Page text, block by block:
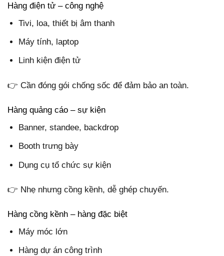
Hàng điện tử – công nghệ
Tivi, loa, thiết bị âm thanh
Máy tính, laptop
Linh kiện điện tử
👉 Cần đóng gói chống sốc để đảm bảo an toàn.
Hàng quảng cáo – sự kiện
Banner, standee, backdrop
Booth trưng bày
Dụng cụ tổ chức sự kiện
👉 Nhẹ nhưng cồng kềnh, dễ ghép chuyến.
Hàng cồng kềnh – hàng đặc biệt
Máy móc lớn
Hàng dự án công trình